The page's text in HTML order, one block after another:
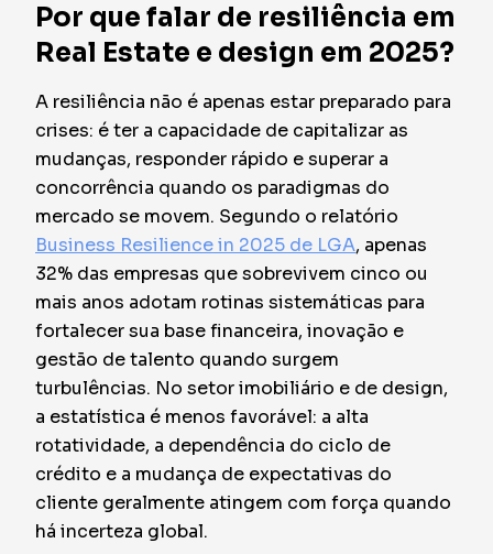
Por que falar de resiliência em
Real Estate e design em 2025?
A resiliência não é apenas estar preparado para
crises: é ter a capacidade de capitalizar as
mudanças, responder rápido e superar a
concorrência quando os paradigmas do
mercado se movem. Segundo o relatório
Business Resilience in 2025 de LGA, apenas
32% das empresas que sobrevivem cinco ou
mais anos adotam rotinas sistemáticas para
fortalecer sua base financeira, inovação e
gestão de talento quando surgem
turbulências. No setor imobiliário e de design,
a estatística é menos favorável: a alta
rotatividade, a dependência do ciclo de
crédito e a mudança de expectativas do
cliente geralmente atingem com força quando
há incerteza global.